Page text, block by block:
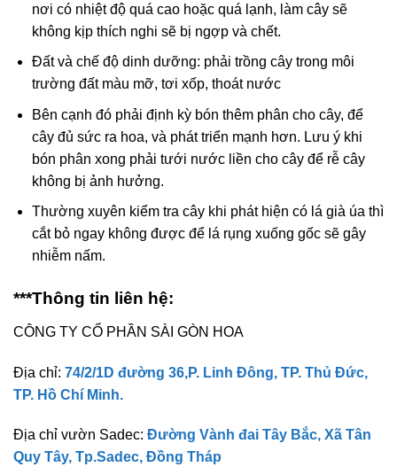
nơi có nhiệt độ quá cao hoặc quá lạnh, làm cây sẽ
không kịp thích nghi sẽ bị ngợp và chết.
Đất và chế độ dinh dưỡng: phải trồng cây trong môi
trường đất màu mỡ, tơi xốp, thoát nước
Bên cạnh đó phải định kỳ bón thêm phân cho cây, để
cây đủ sức ra hoa, và phát triển mạnh hơn. Lưu ý khi
bón phân xong phải tưới nước liền cho cây để rễ cây
không bị ảnh hưởng.
Thường xuyên kiểm tra cây khi phát hiện có lá già úa thì
cắt bỏ ngay không được để lá rụng xuống gốc sẽ gây
nhiễm nấm.
***Thông tin liên hệ:
CÔNG TY CỔ PHẦN SÀI GÒN HOA
Địa chỉ: 74/2/1D đường 36,P. Linh Đông, TP. Thủ Đức,
TP. Hồ Chí Minh.
Địa chỉ vườn Sadec: Đường Vành đai Tây Bắc, Xã Tân
Quy Tây, Tp.Sadec, Đồng Tháp